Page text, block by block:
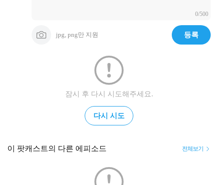
0/500
jpg, png만 지원 등록
잠시 후 다시 시도해주세요.
다시 시도
이 팟캐스트의 다른 에피소드 전체보기